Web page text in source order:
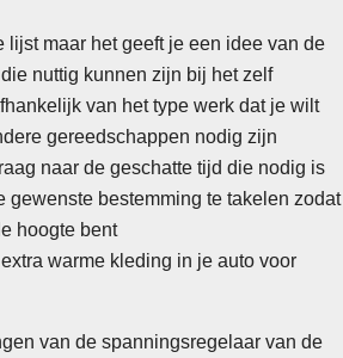
lijst maar het geeft je een idee van de
nuttig kunnen zijn bij het zelf
van het type werk dat je wilt
gereedschappen nodig zijn
naar de geschatte tijd die nodig is
gewenste bestemming te takelen zodat
hoogte bent
warme kleding in je auto voor
van de spanningsregelaar van de